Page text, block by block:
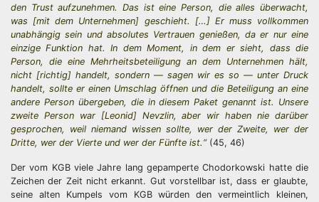
den Trust aufzunehmen. Das ist eine Person, die alles überwacht,
was [mit dem Unternehmen] geschieht. […] Er muss vollkommen
unabhängig sein und absolutes Vertrauen genießen, da er nur eine
einzige Funktion hat. In dem Moment, in dem er sieht, dass die
Person, die eine Mehrheitsbeteiligung an dem Unternehmen hält,
nicht [richtig] handelt, sondern — sagen wir es so — unter Druck
handelt, sollte er einen Umschlag öffnen und die Beteiligung an eine
andere Person übergeben, die in diesem Paket genannt ist. Unsere
zweite Person war [Leonid] Nevzlin, aber wir haben nie darüber
gesprochen, weil niemand wissen sollte, wer der Zweite, wer der
Dritte, wer der Vierte und wer der Fünfte ist.“(45, 46)
Der vom KGB viele Jahre lang gepamperte Chodorkowski hatte die
Zeichen der Zeit nicht erkannt. Gut vorstellbar ist, dass er glaubte,
seine alten Kumpels vom KGB würden den vermeintlich kleinen,